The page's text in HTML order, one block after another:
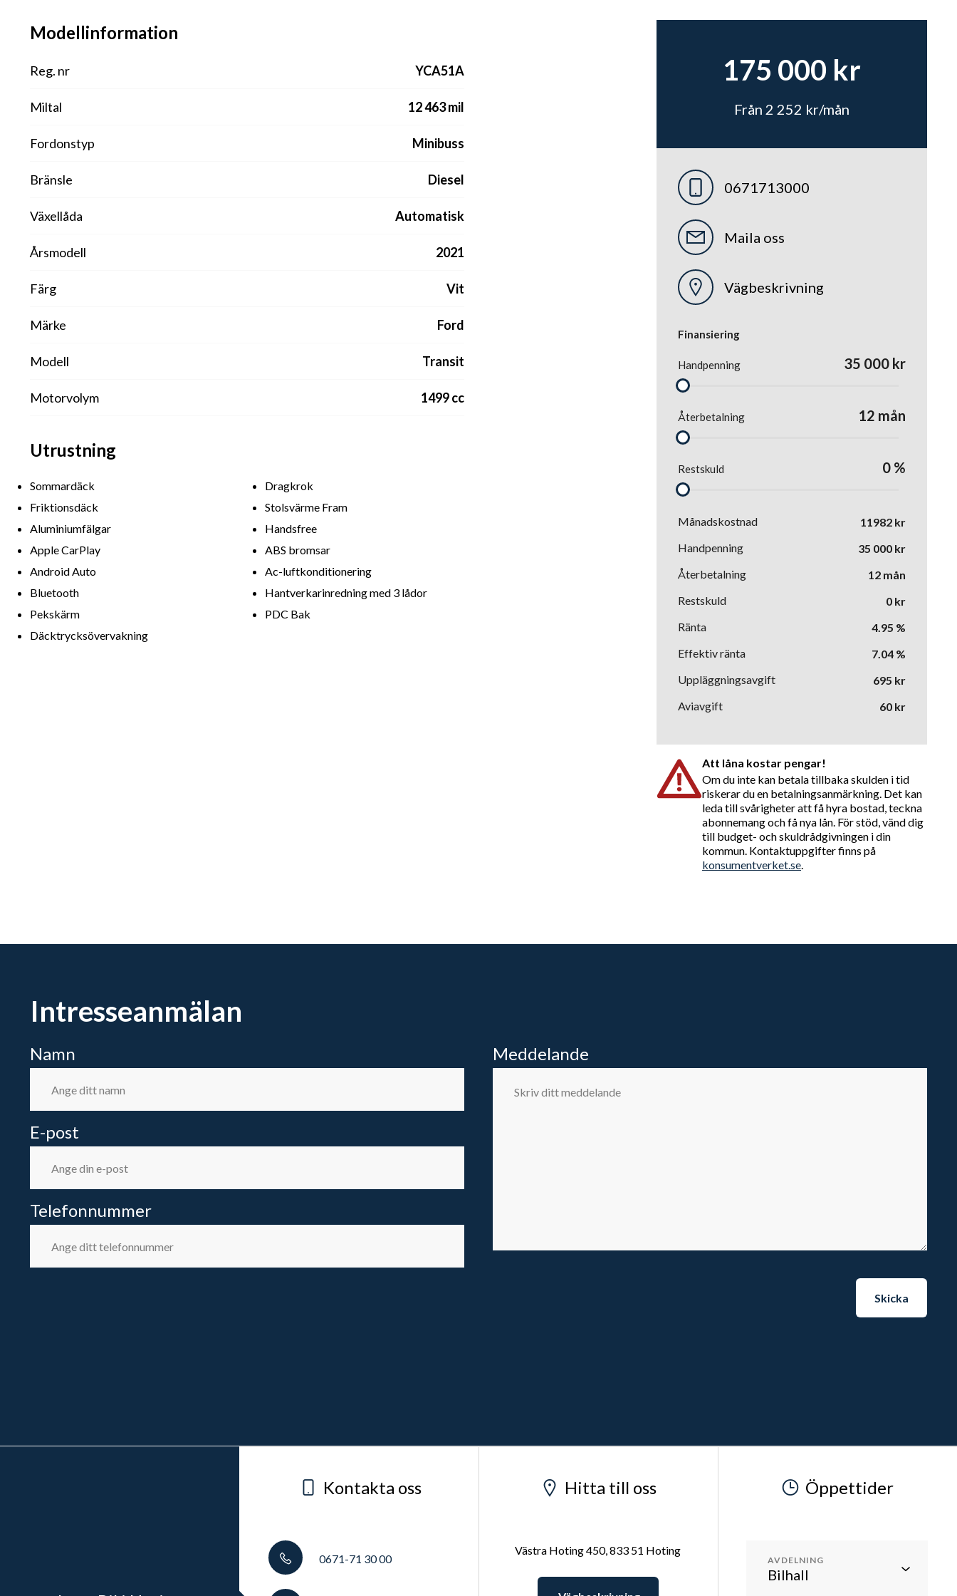
175 000 kr
Från 2 252 kr/mån
0671713000
Maila oss
Vägbeskrivning
Finansiering
Handpenning 35 000 kr
Återbetalning 12 mån
Restskuld 0 %
Månadskostnad 11982 kr
Handpenning
35 000 kr
Återbetalning
12 mån
Restskuld
0 kr
Ränta
4.95 %
Effektiv ränta
7.04 %
Uppläggningsavgift
695 kr
Aviavgift
60 kr
Att låna kostar pengar!
Om du inte kan betala tillbaka skulden i tid
riskerar du en betalningsanmärkning. Det kan
leda till svårigheter att få hyra bostad, teckna
abonnemang och få nya lån. För stöd, vänd dig
till budget- och skuldrådgivningen i din
kommun. Kontaktuppgifter finns på
konsumentverket.se.
Modellinformation
Reg. nr YCA51A
Miltal 12 463 mil
Fordonstyp Minibuss
Bränsle Diesel
Växellåda Automatisk
Årsmodell 2021
Färg Vit
Märke Ford
Modell Transit
Motorvolym 1499 cc
Utrustning
Sommardäck
Friktionsdäck
Aluminiumfälgar
Apple CarPlay
Android Auto
Bluetooth
Pekskärm
Däcktrycksövervakning
Dragkrok
Stolsvärme Fram
Handsfree
ABS bromsar
Ac-luftkonditionering
Hantverkarinredning med 3 lådor
PDC Bak
Intresseanmälan
Namn
E-post
Telefonnummer
Meddelande
Skicka
Kontakta oss
0671-71 30 00
Hitta till oss
Västra Hoting 450, 833 51 Hoting
Öppettider
AVDELNING